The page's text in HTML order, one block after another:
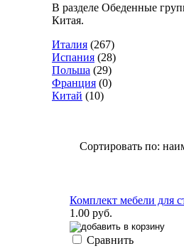
В разделе Обеденные
Китая.
Италия (267)
Испания (28)
Польша (29)
Франция (0)
Китай (10)
Сортировать по:
Комплект мебели для
1.00 руб.
Сравнить